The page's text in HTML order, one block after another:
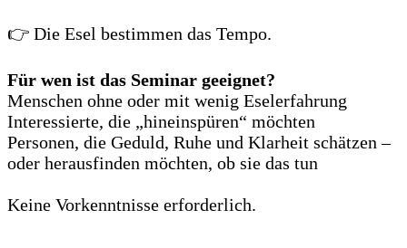
👉 Die Esel bestimmen das Tempo.
Für wen ist das Seminar geeignet?
Menschen ohne oder mit wenig Eselerfahrung
Interessierte, die „hineinspüren“ möchten
Personen, die Geduld, Ruhe und Klarheit schätzen –
oder herausfinden möchten, ob sie das tun
Keine Vorkenntnisse erforderlich.